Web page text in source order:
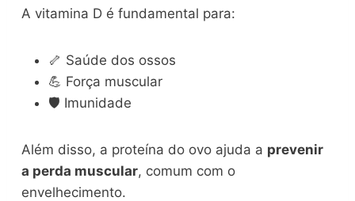
A vitamina D é fundamental para:
🦴 Saúde dos ossos
💪 Força muscular
🛡️ Imunidade
Além disso, a proteína do ovo ajuda a prevenir
a perda muscular, comum com o
envelhecimento.